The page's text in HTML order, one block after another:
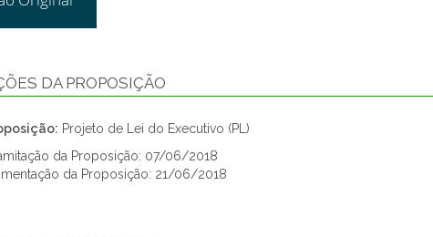
DA PROPOSIÇÃO
Projeto de Lei do Executivo (PL)
da Proposição: 07/06/2018
da Proposição: 21/06/2018